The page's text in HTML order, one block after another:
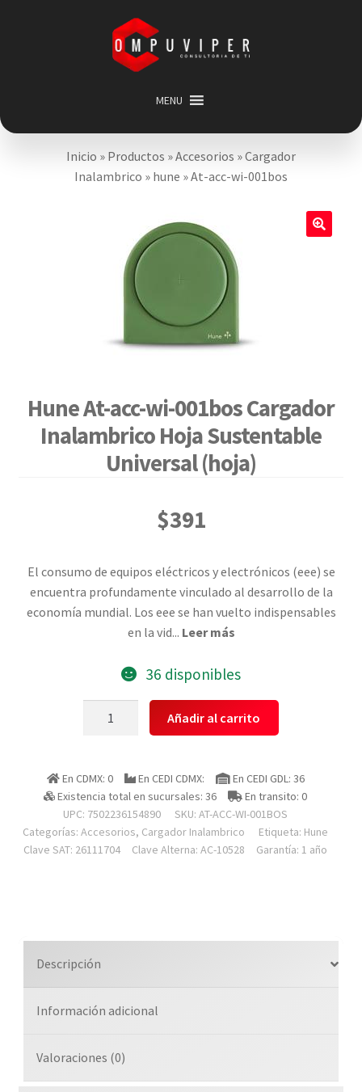
Saltar
navegación
contenido
MENU
Inicio
Categorias
Expandir
menú
Carrito
Mi cuenta
Inicio » Productos »Accesorios »Cargador
Inalambrico » hune »At-acc-wi-001bos
Hune At-acc-wi-001bos Cargador
Inalambrico Hoja Sustentable
Universal (hoja)
$391
El consumo de equipos eléctricos y electrónicos (eee) se
encuentra profundamente vinculado al desarrollo de la
economía mundial. Los eee se han vuelto indispensables
en la vid... Leer más
36 disponibles
001bos
Cargador
Inalambrico
Hoja
Añadir al carrito
En CDMX: 0 En CEDI CDMX:
En CEDI GDL: 36
Existencia total en sucursales: 36
En transito: 0
UPC: 7502236154890
SKU: AT-ACC-WI-001BOS
Categorías: Accesorios, Cargador Inalambrico Etiqueta: Hune
Clave SAT: 26111704
Clave Alterna: AC-10528 Garantía: 1 año
Descripción
Información adicional
Valoraciones (0)